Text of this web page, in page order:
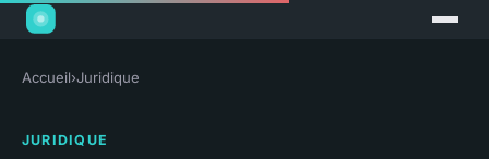
Accueil›Juridique
JURIDIQUE